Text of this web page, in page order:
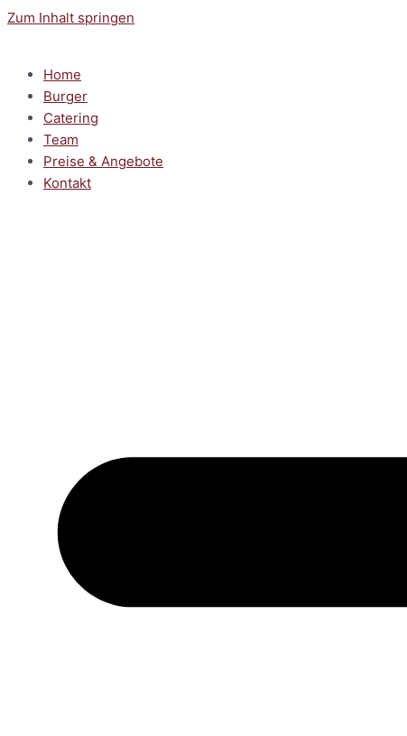
Zum Inhalt springen
Home
Burger
Catering
Team
Preise & Angebote
Kontakt